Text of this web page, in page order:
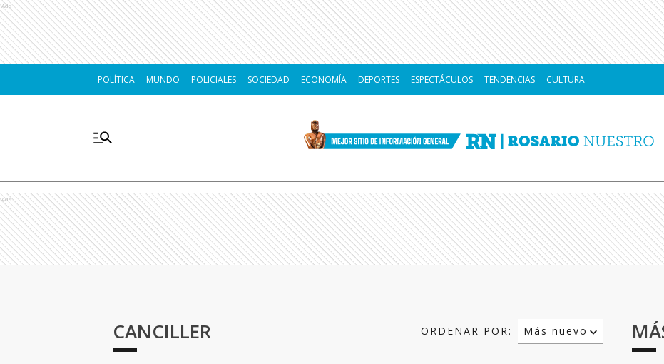
Ads
POLÍTICA MUNDO POLICIALES SOCIEDAD ECONOMÍA DEPORTES ESPECTÁCULOS TENDENCIAS CULTURA
Ads
CANCILLER ORDENAR POR:
Más nuevo
Relevancia